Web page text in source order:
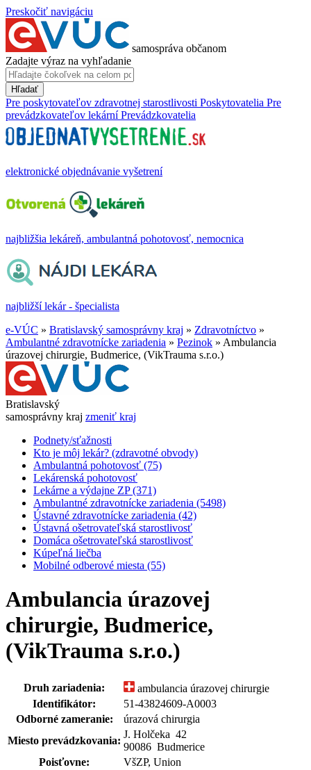
Preskočiť navigáciu
samospráva občanom
Zadajte výraz na vyhľadanie
Hľadať
Pre poskytovateľov zdravotnej starostlivosti Poskytovatelia Pre
prevádzkovateľov lekární Prevádzkovatelia
elektronické objednávanie vyšetrení
najbližšia lekáreň, ambulantná pohotovosť, nemocnica
najbližší lekár - špecialista
e-VÚC » Bratislavský samosprávny kraj » Zdravotníctvo »
Ambulantné zdravotnícke zariadenia » Pezinok » Ambulancia
úrazovej chirurgie, Budmerice, (VikTrauma s.r.o.)
Bratislavský
samosprávny kraj zmeniť kraj
Podnety/sťažnosti
Kto je môj lekár? (zdravotné obvody)
Ambulantná pohotovosť (75)
Lekárenská pohotovosť
Lekárne a výdajne ZP (371)
Ambulantné zdravotnícke zariadenia (5498)
Ústavné zdravotnícke zariadenia (42)
Ústavná ošetrovateľská starostlivosť
Domáca ošetrovateľská starostlivosť
Kúpeľná liečba
Mobilné odberové miesta (55)
Ambulancia úrazovej
chirurgie, Budmerice,
(VikTrauma s.r.o.)
Druh zariadenia:
ambulancia úrazovej chirurgie
Identifikátor:
51-43824609-A0003
Odborné zameranie:
úrazová chirurgia
Miesto prevádzkovania:
J. Holčeka 42
90086 Budmerice
Poisťovne:
VšZP, Union